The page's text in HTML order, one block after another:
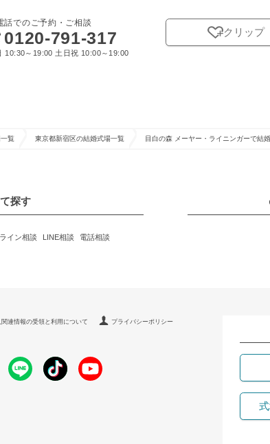
話でのご予約・ご相談
0120-791-317
10:30～19:00 土日祝 10:00～19:00
クリップ
覧 東京都新宿区の結婚式場一覧 目白の森 メーヤー・ライニンガーで結
探す
イン相談 LINE相談 電話相談
関連情報の受領と利用について プライバシーポリシー